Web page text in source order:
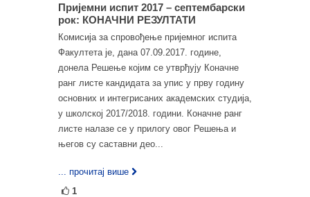
Пријемни испит 2017 – септембарски
рок: КОНАЧНИ РЕЗУЛТАТИ
Комисија за спровођење пријемног испита
Факултета је, дана 07.09.2017. године,
донела Решење којим се утврђују Коначне
ранг листе кандидата за упис у прву годину
основних и интегрисаних академских студија,
у школској 2017/2018. години. Коначне ранг
листе налазе се у прилогу овог Решења и
његов су саставни део...
... прочитај више
1